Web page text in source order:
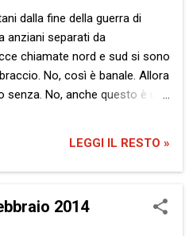
se sono vuoti entrambi, ed è
dalla fine della guerra di
anziani separati da
chiamate nord e sud si sono
No, così è banale. Allora
No, anche questo è un
concordo. E se invece ti
intima? Va bene, può
confusi e contraddittori,
No, proprio no, anche qui. Lo
pregresso e questo
LEGGI IL RESTO »
2014